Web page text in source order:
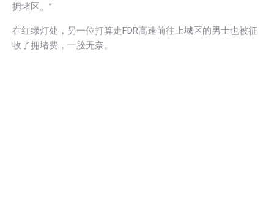
拥堵区。”
在红绿灯处，另一位打算走FDR高速前往上城区的男士也被征
收了拥堵费，一脸无奈。